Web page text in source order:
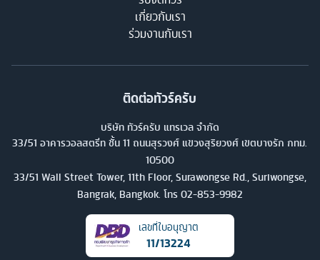
เกี่ยวกับเรา
ร่วมงานกับเรา
ติดต่อทัวร์ครับ
บริษัท ทัวร์ครับ แทรเวล จำกัด
33/51 อาคารวอลสตรีท ชั้น 11 ถนนสุรวงศ์ แขวงสุริยวงศ์ เขตบางรัก กทม.
10500
33/51 Wall Street Tower, 11th Floor, Surawongse Rd., Suriwongse,
Bangrak, Bangkok. โทร 02-853-9982
เลขที่ใบอนุญาต
11/13224